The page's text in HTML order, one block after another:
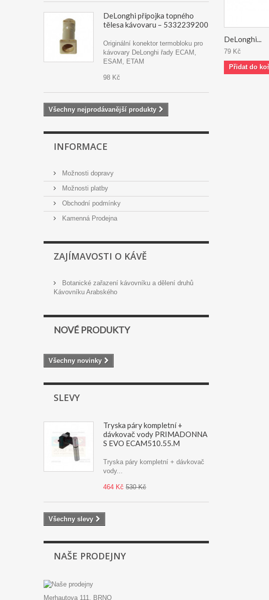
DeLonghi přípojka topného
tělesa kávovaru – 5332239200
Originální konektor termobloku pro
kávovary DeLonghi řady ECAM,
ESAM, ETAM
98 Kč
Všechny nejprodávanější produkty
INFORMACE
Možnosti dopravy
Možnosti platby
Obchodní podmínky
Kamenná Prodejna
ZAJÍMAVOSTI O KÁVĚ
Botanické zařazení kávovníku a dělení druhů
Kávovníku Arabského
NOVÉ PRODUKTY
Všechny novinky
SLEVY
Tryska páry kompletní +
dávkovač vody PRIMADONNA
S EVO ECAM510.55.M
Tryska páry kompletní + dávkovač
vody...
464 Kč 530 Kč
Všechny slevy
NAŠE PRODEJNY
Merhautova 111, BRNO
DeLonghi...
79 Kč
Přidat do